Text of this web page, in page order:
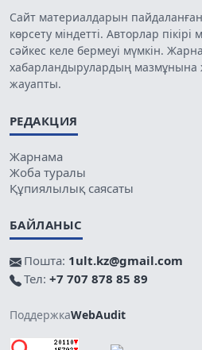
Сайт материалдарын
көрсету міндетті. Авторлар
сәйкес келе бермеуі мүмкін.
хабарландырулардың мазмұнына
жауапты.
РЕДАКЦИЯ
Жарнама
Жоба туралы
Құпиялылық саясаты
БАЙЛАНЫС
Пошта: 1ult.kz@gmail.com
Тел: +7 707 878 85 89
ПоддержкаWebAudit